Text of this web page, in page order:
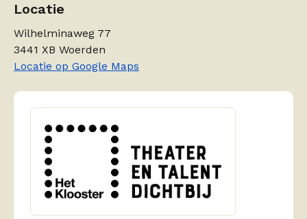
Locatie
Wilhelminaweg 77
3441 XB Woerden
Locatie op Google Maps